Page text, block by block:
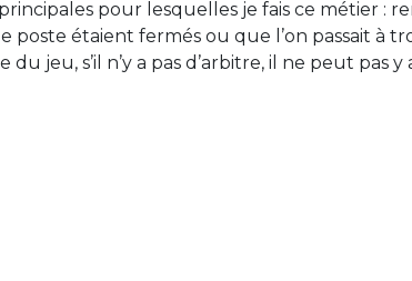
pour lesquelles je fais ce métier :
étaient fermés ou que l’on passait à
du jeu, s’il n’y a pas d’arbitre, il ne peut pas